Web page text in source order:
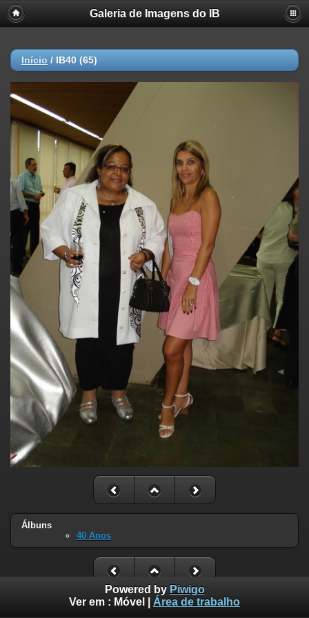
Galeria de Imagens do IB
Início / IB40 (65)
Álbuns
40 Anos
Powered by Piwigo
Ver em : Móvel Área de trabalho